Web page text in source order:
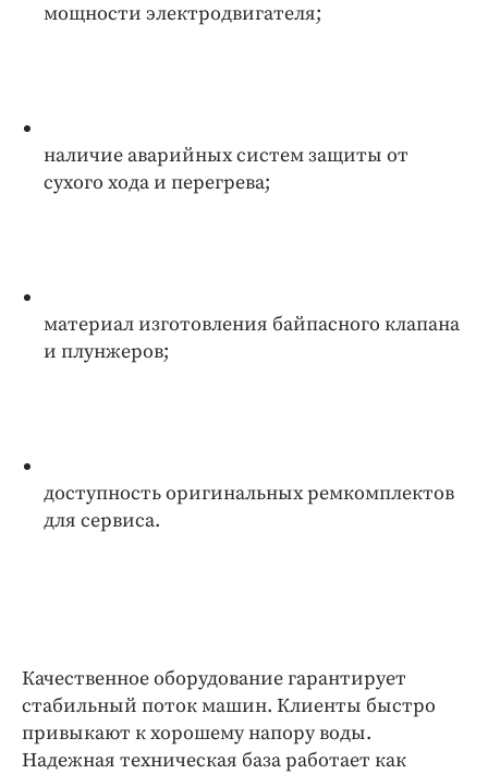
мощности электродвигателя;
наличие аварийных систем защиты от
сухого хода и перегрева;
материал изготовления байпасного клапана
и плунжеров;
доступность оригинальных ремкомплектов
для сервиса.
Качественное оборудование гарантирует
стабильный поток машин. Клиенты быстро
привыкают к хорошему напору воды.
Надежная техническая база работает как